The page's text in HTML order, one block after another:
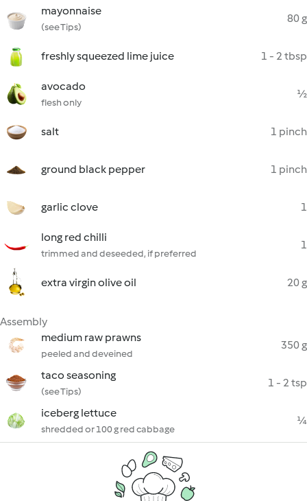
mayonnaise
(see Tips)
80 g
freshly squeezed lime juice 1 - 2 tbsp
avocado
flesh only
½
salt 1 pinch
ground black pepper 1 pinch
garlic clove 1
long red chilli
trimmed and deseeded, if preferred
1
extra virgin olive oil 20 g
Assembly
medium raw prawns
peeled and deveined
350 g
taco seasoning
(see Tips)
1 - 2 tsp
iceberg lettuce
shredded or 100 g red cabbage
¼